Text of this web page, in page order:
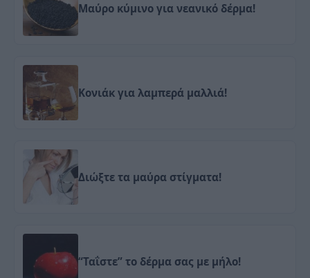
Μαύρο κύμινο για νεανικό δέρμα!
Κονιάκ για λαμπερά μαλλιά!
Διώξτε τα μαύρα στίγματα!
“Ταΐστε” το δέρμα σας με μήλο!